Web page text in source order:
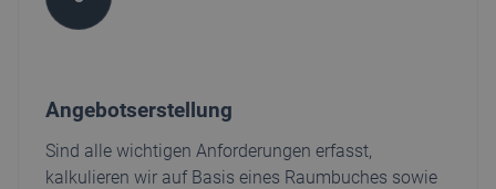
Angebotserstellung
Sind alle wichtigen Anforderungen erfasst,
kalkulieren wir auf Basis eines Raumbuches sowie